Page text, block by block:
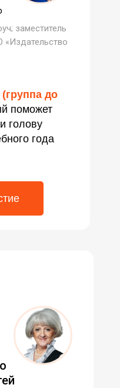
(группа до
поможет
голову
года
заместитель
«Издательство